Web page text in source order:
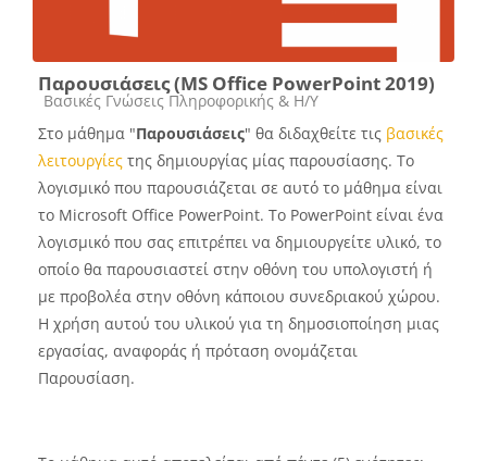
Παρουσιάσεις (MS Office PowerPoint 2019)
Course category
Βασικές Γνώσεις Πληροφορικής & Η/Υ
Στο μάθημα "Παρουσιάσεις" θα διδαχθείτε τις βασικές
λειτουργίες της δημιουργίας μίας παρουσίασης. Το
λογισμικό που παρουσιάζεται σε αυτό το μάθημα είναι
το Microsoft Office PowerPoint. Το PowerPoint είναι ένα
λογισμικό που σας επιτρέπει να δημιουργείτε υλικό, το
οποίο θα παρουσιαστεί στην οθόνη του υπολογιστή ή
με προβολέα στην οθόνη κάποιου συνεδριακού χώρου.
Η χρήση αυτού του υλικού για τη δημοσιοποίηση μιας
εργασίας, αναφοράς ή πρόταση ονομάζεται
Παρουσίαση.